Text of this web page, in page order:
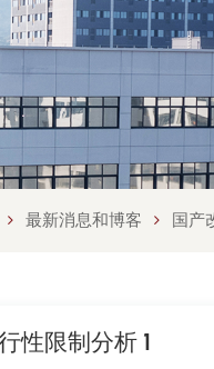
最新消息和博客 国产
性限制分析 1